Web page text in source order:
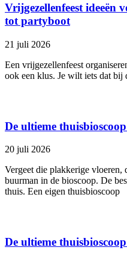
Vrijgezellenfeest ideeën
tot partyboot
21 juli 2026
Een vrijgezellenfeest
ook een klus. Je wilt iets dat bij
De ultieme
20 juli 2026
Vergeet die plakkerige vloeren,
buurman in de bioscoop. De
thuis. Een eigen thuisbioscoop
De ultieme